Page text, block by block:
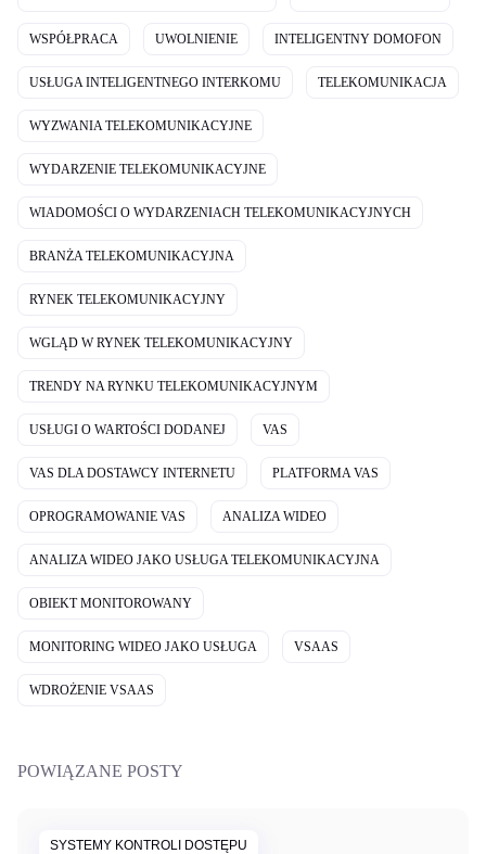
WSPÓŁPRACA UWOLNIENIE INTELIGENTNY DOMOFON
USŁUGA INTELIGENTNEGO INTERKOMU TELEKOMUNIKACJA
WYZWANIA TELEKOMUNIKACYJNE
WYDARZENIE TELEKOMUNIKACYJNE
WIADOMOŚCI O WYDARZENIACH TELEKOMUNIKACYJNYCH
BRANŻA TELEKOMUNIKACYJNA
RYNEK TELEKOMUNIKACYJNY
WGLĄD W RYNEK TELEKOMUNIKACYJNY
TRENDY NA RYNKU TELEKOMUNIKACYJNYM
USŁUGI O WARTOŚCI DODANEJ VAS
VAS DLA DOSTAWCY INTERNETU PLATFORMA VAS
OPROGRAMOWANIE VAS ANALIZA WIDEO
ANALIZA WIDEO JAKO USŁUGA TELEKOMUNIKACYJNA
OBIEKT MONITOROWANY
MONITORING WIDEO JAKO USŁUGA VSAAS
WDROŻENIE VSAAS
POWIĄZANE POSTY
SYSTEMY KONTROLI DOSTĘPU